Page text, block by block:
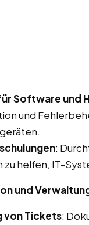
Software und
und
:
zu helfen, IT-
und
von Tickets: